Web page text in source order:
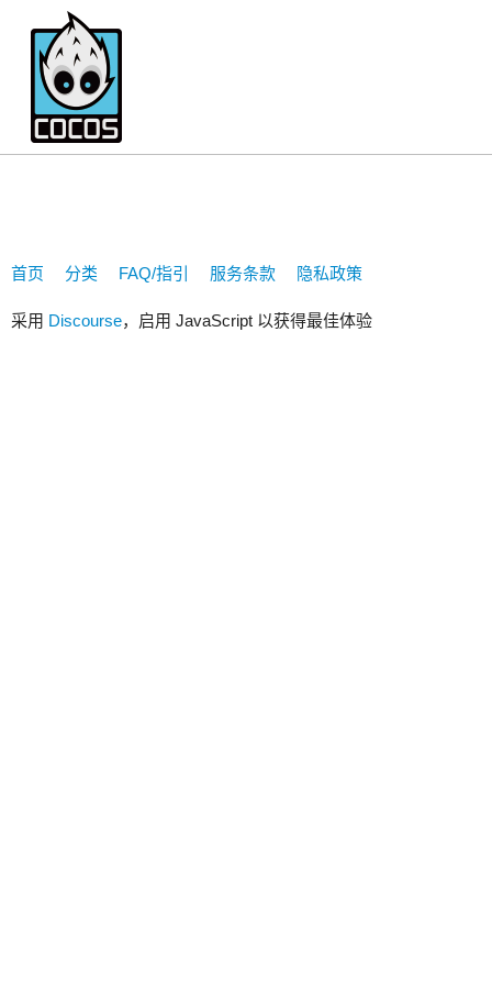
707670850
首页 分类 FAQ/指引 服务条款 隐私政策
采用 Discourse，启用 JavaScript 以获得最佳体验